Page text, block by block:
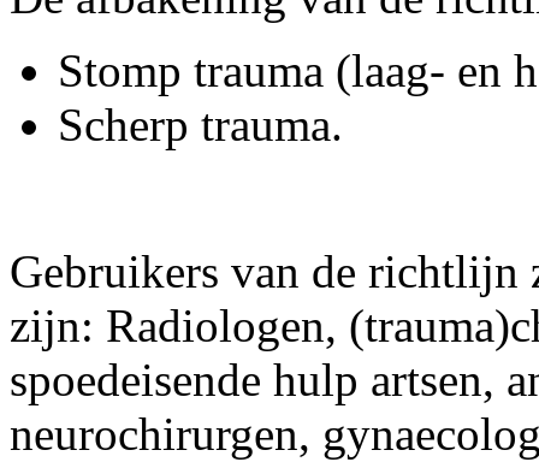
Stomp trauma (laag- en
Scherp trauma.
Gebruikers van de richtlijn
zijn: Radiologen,
spoedeisende hulp artsen,
neurochirurgen,